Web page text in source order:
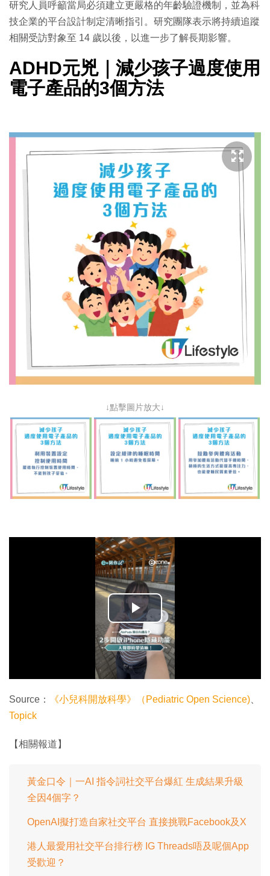
研究人員呼籲當局必須建立更嚴格的年齡驗證機制，並為科
技企業的平台設計制定清晰指引。研究團隊表示將持續追蹤
相關受訪對象至 14 歲以後，以進一步了解長期影響。
ADHD元兇｜減少孩子過度使用
電子產品的3個方法
↓點擊圖片放大↓
播
放
影
片
Source： 《小兒科開放科學》（Pediatric Open Science)
Topick
【相關報道】
黃金口令｜一AI 指令詞社交平台爆紅 生成結果升級
全因4個字？
OpenAI擬打造自家社交平台 直接挑戰Facebook及X
港人最愛用社交平台排行榜 IG Threads唔及呢個App
受歡迎？